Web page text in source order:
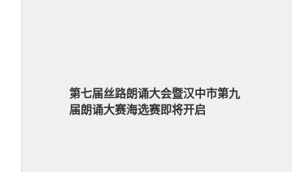
第七届丝路朗诵大会暨汉中市第九
届朗诵大赛海选赛即将开启